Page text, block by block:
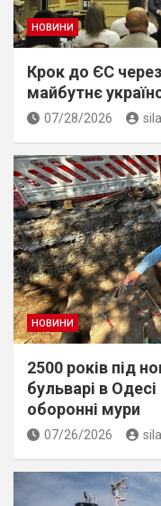
НОВИНИ
Крок до ЄС
майбутнє
07/28/2026
НОВИНИ
2500 років під
бульварі в
оборонні мури
07/26/2026